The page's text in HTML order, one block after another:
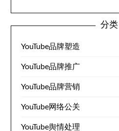
分类
YouTube品牌塑造
YouTube品牌推广
YouTube品牌营销
YouTube网络公关
YouTube舆情处理